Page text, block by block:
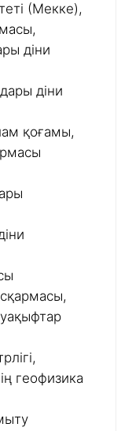
(Мекке),
діни
діни
қоғамы,
геофизика